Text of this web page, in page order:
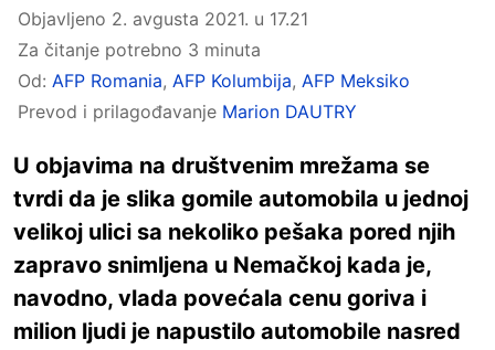
Objavljeno 2. avgusta 2021. u 17.21
Za čitanje potrebno 3 minuta
Od: AFP Romania, AFP Kolumbija, AFP Meksiko
Prevod i prilagođavanje Marion DAUTRY
U objavima na društvenim mrežama se
tvrdi da je slika gomile automobila u jednoj
velikoj ulici sa nekoliko pešaka pored njih
zapravo snimljena u Nemačkoj kada je,
navodno, vlada povećala cenu goriva i
milion ljudi je napustilo automobile nasred